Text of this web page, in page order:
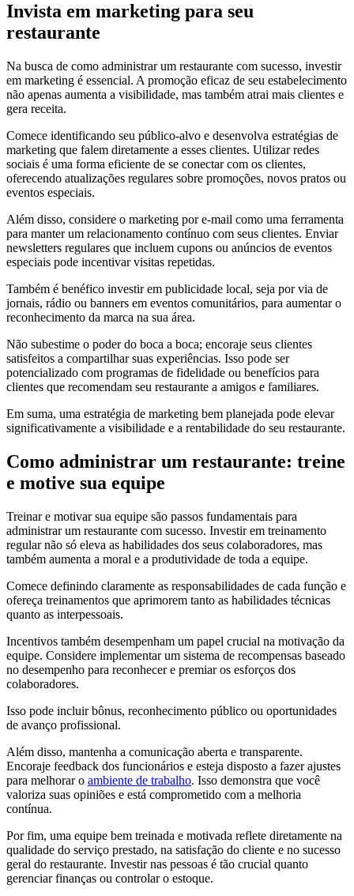
Invista em marketing para seu
restaurante
Na busca de como administrar um restaurante com sucesso, investir
em marketing é essencial. A promoção eficaz de seu estabelecimento
não apenas aumenta a visibilidade, mas também atrai mais clientes e
gera receita.
Comece identificando seu público-alvo e desenvolva estratégias de
marketing que falem diretamente a esses clientes. Utilizar redes
sociais é uma forma eficiente de se conectar com os clientes,
oferecendo atualizações regulares sobre promoções, novos pratos ou
eventos especiais.
Além disso, considere o marketing por e-mail como uma ferramenta
para manter um relacionamento contínuo com seus clientes. Enviar
newsletters regulares que incluem cupons ou anúncios de eventos
especiais pode incentivar visitas repetidas.
Também é benéfico investir em publicidade local, seja por via de
jornais, rádio ou banners em eventos comunitários, para aumentar o
reconhecimento da marca na sua área.
Não subestime o poder do boca a boca; encoraje seus clientes
satisfeitos a compartilhar suas experiências. Isso pode ser
potencializado com programas de fidelidade ou benefícios para
clientes que recomendam seu restaurante a amigos e familiares.
Em suma, uma estratégia de marketing bem planejada pode elevar
significativamente a visibilidade e a rentabilidade do seu restaurante.
Como administrar um restaurante: treine
e motive sua equipe
Treinar e motivar sua equipe são passos fundamentais para
administrar um restaurante com sucesso. Investir em treinamento
regular não só eleva as habilidades dos seus colaboradores, mas
também aumenta a moral e a produtividade de toda a equipe.
Comece definindo claramente as responsabilidades de cada função e
ofereça treinamentos que aprimorem tanto as habilidades técnicas
quanto as interpessoais.
Incentivos também desempenham um papel crucial na motivação da
equipe. Considere implementar um sistema de recompensas baseado
no desempenho para reconhecer e premiar os esforços dos
colaboradores.
Isso pode incluir bônus, reconhecimento público ou oportunidades
de avanço profissional.
Além disso, mantenha a comunicação aberta e transparente.
Encoraje feedback dos funcionários e esteja disposto a fazer ajustes
para melhorar o ambiente de trabalho. Isso demonstra que você
valoriza suas opiniões e está comprometido com a melhoria
contínua.
Por fim, uma equipe bem treinada e motivada reflete diretamente na
qualidade do serviço prestado, na satisfação do cliente e no sucesso
geral do restaurante. Investir nas pessoas é tão crucial quanto
gerenciar finanças ou controlar o estoque.